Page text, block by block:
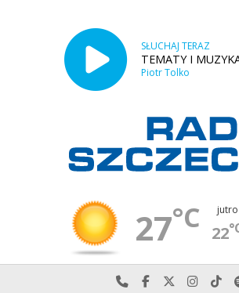
SŁUCHAJ TERAZ
TEMATY I
Piotr Tolko
27°C jutro
22
Najlepiej po prostu do
Odwiedź nas na
Odwiedź